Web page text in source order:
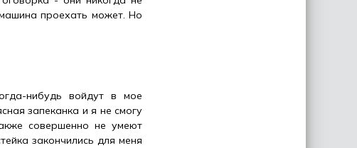
проехать может. Но
нибудь войдут в мое
запеканка и я не смогу
совершенно не умеют
закончились для меня